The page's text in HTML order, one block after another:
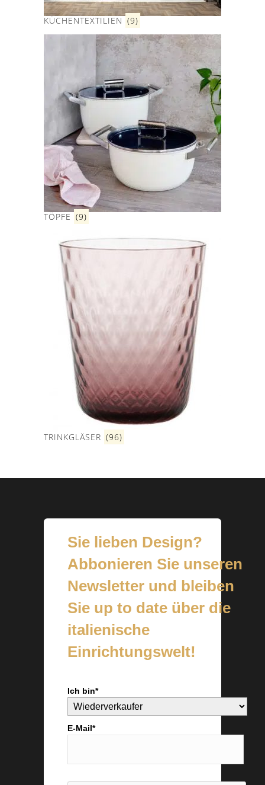
KÜCHENTEXTILIEN (9)
TÖPFE (9)
TRINKGLÄSER (96)
Sie lieben Design?
Abbonieren Sie unseren
Newsletter und bleiben
Sie up to date über die
italienische
Einrichtungswelt!
Ich bin*
E-Mail*